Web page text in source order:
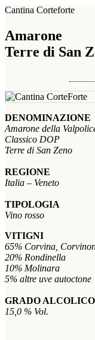
Cantina Corteforte
Amarone
Terre di San
DENOMINAZIONE
Amarone della
Classico DOP
Terre di San Zeno
REGIONE
Italia – Veneto
TIPOLOGIA
Vino rosso
VITIGNI
65% Corvina,
20% Rondinella
10% Molinara
5% altre uve autoctone
GRADO ALCOLICO
15,0 % Vol.